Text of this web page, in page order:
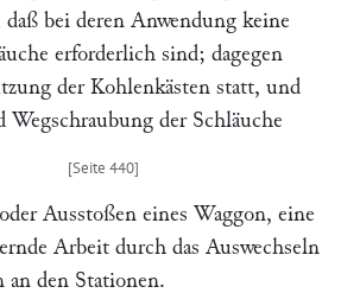
bei deren Anwendung keine
erforderlich sind; dagegen
der Kohlenkästen statt, und
der Schläuche
Ausstoßen eines Waggon, eine
Arbeit durch das Auswechseln
an den Stationen.